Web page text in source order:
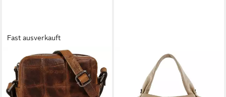
Fast ausverkauft
BUGATTI
Abendtasche NEVIO, echt
Leder
69,95 €
89,95 €
Schultertasche Elsa, Leder
ab 135,95 €
169,95 €